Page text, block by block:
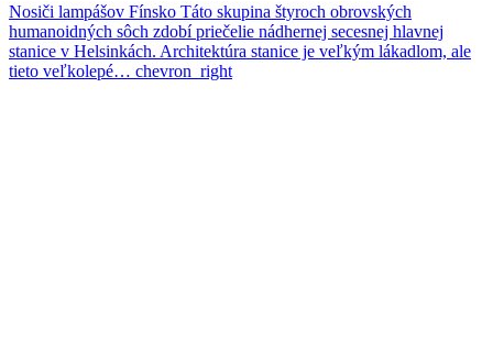
Nosiči lampášov Fínsko Táto skupina štyroch obrovských
humanoidných sôch zdobí priečelie nádhernej secesnej hlavnej
stanice v Helsinkách. Architektúra stanice je veľkým lákadlom, ale
tieto veľkolepé… chevron_right